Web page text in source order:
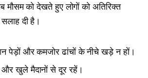
मौसम को देखते हुए लोगों को अतिरिक्त
दी है।
पेड़ों और कमजोर ढांचों के नीचे खड़े न हों।
खुले मैदानों से दूर रहें।